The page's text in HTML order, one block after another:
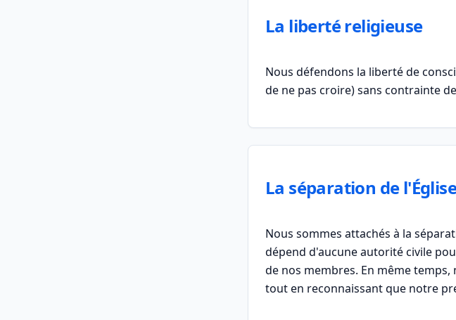
La liberté religieuse
Nous défendons la liberté de
de ne pas croire) sans contrainte
La séparation de
Nous sommes attachés à la
dépend d'aucune autorité civile
de nos membres. En même
tout en reconnaissant que notre